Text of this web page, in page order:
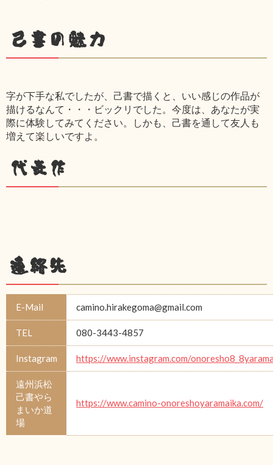
己書の魅力
字が下手な私でしたが、己書で描くと、いい感じの作品が
描けるなんて・・・ビックリでした。今度は、あなたが実
際に体験してみてください。しかも、己書を通して友人も
増えて楽しいですよ。
代表作
連絡先
E-Mail camino.hirakegoma@gmail.com
TEL 080-3443-4857
Instagram https://www.instagram.com/
遠州浜松
己書やら
まいか道
場
https://www.camino-onoreshoyaramaika.com/